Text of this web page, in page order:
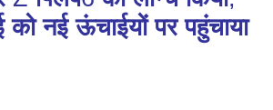
नई ऊंचाईयों पर पहुंचाया